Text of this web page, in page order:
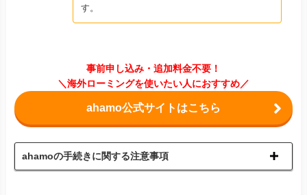
す。
事前申し込み・追加料金不要！
＼海外ローミングを使いたい人におすすめ／
ahamo公式サイトはこちら
ahamoの手続きに関する注意事項